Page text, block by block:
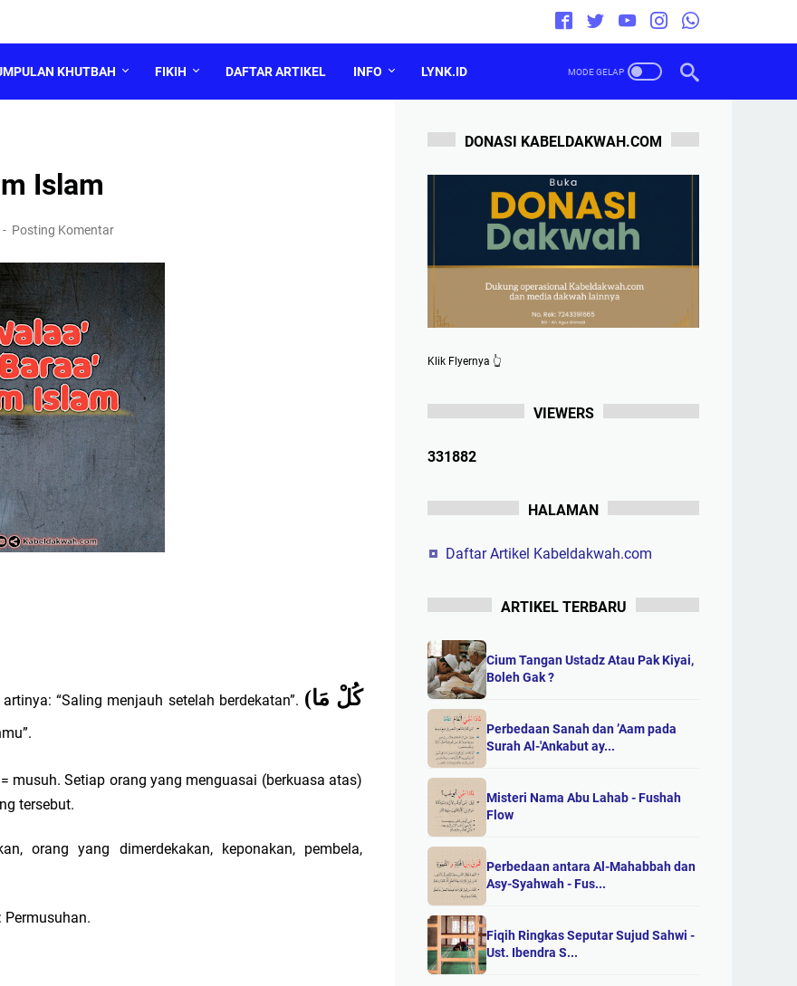
KHUTBAH FIKIH DAFTAR ARTIKEL INFO LYNK.ID
Islam
Posting Komentar
artinya: “Saling menjauh setelah berdekatan”. (كُلْ مَا
= musuh. Setiap orang yang menguasai (berkuasa atas)
tersebut.
orang yang dimerdekakan, keponakan, pembela,
Permusuhan.
DONASI KABELDAKWAH.COM
Klik Flyernya 👆
VIEWERS
331882
HALAMAN
Daftar Artikel Kabeldakwah.com
ARTIKEL TERBARU
Cium Tangan Ustadz Atau Pak Kiyai,
Boleh Gak ?
Perbedaan Sanah dan ’Aam pada
Surah Al-'Ankabut ay...
Misteri Nama Abu Lahab - Fushah
Flow
Perbedaan antara Al-Mahabbah dan
Asy-Syahwah - Fus...
Fiqih Ringkas Seputar Sujud Sahwi -
Ust. Ibendra S...